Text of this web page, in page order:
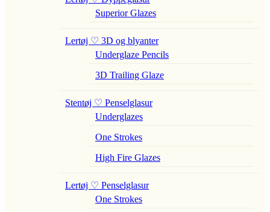
Superior Glazes
Lertøj ♡ 3D og blyanter
Underglaze Pencils
3D Trailing Glaze
Stentøj ♡ Penselglasur
Underglazes
One Strokes
High Fire Glazes
Lertøj ♡ Penselglasur
One Strokes